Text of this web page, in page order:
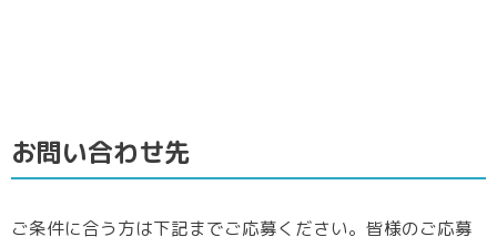
お問い合わせ先
ご条件に合う方は下記までご応募ください。皆様のご応募